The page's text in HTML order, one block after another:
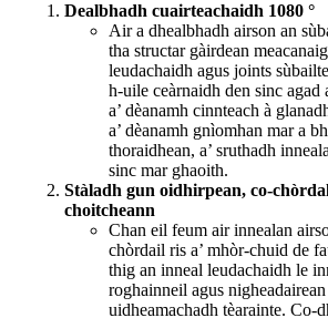
Dealbhadh cuairteachaidh 1080 °
Air a dhealbhadh airson an
tha structar gàirdean
leudachaidh agus joints
h-uile ceàrnaidh den sinc
a’ dèanamh cinnteach à
a’ dèanamh gnìomhan mar a
thoraidhean, a’ sruthadh
sinc mar ghaoith.
Stàladh gun oidhirpean, co-
choitcheann
Chan eil feum air innealan
chòrdail ris a’ mhòr-chuid de
thig an inneal leudachaidh le
roghainneil agus
uidheamachadh tèarainte. Co-